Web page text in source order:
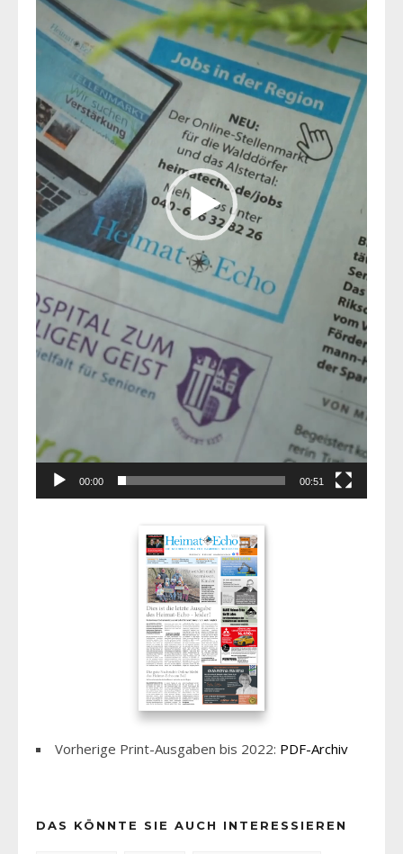
00:00 00:51
Vorherige Print-Ausgaben bis 2022: PDF-Archiv
DAS KÖNNTE SIE AUCH INTERESSIEREN